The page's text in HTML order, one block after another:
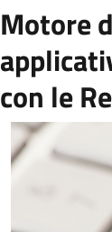
Motore
con le